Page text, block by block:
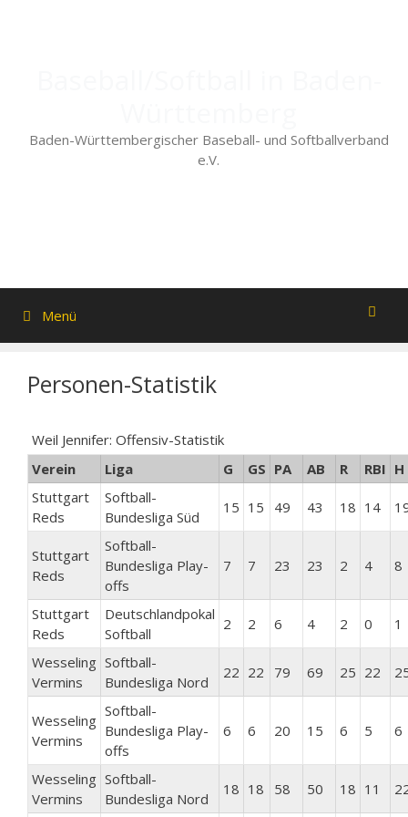
Baden-Württembergischer Baseball- und Softballverband
e.V.
Menü
Personen-Statistik
Weil Jennifer: Offensiv-Statistik
Verein
Liga G GS PA AB R RBI H
Stuttgart
Reds
Softball-
Bundesliga Süd
15 15 49 43 18 14
Stuttgart
Reds
Softball-
Bundesliga Play-
offs
7 7 23 23 2 4 8
Stuttgart
Reds
Deutschlandpokal
Softball
2 2 6 4 2 0 1
Wesseling
Vermins
Softball-
Bundesliga Nord
22 22 79 69 25 22
Wesseling
Vermins
Softball-
Bundesliga Play-
offs
6 6 20 15 6 5 6
Wesseling
Vermins
Softball-
Bundesliga Nord
18 18 58 50 18 11